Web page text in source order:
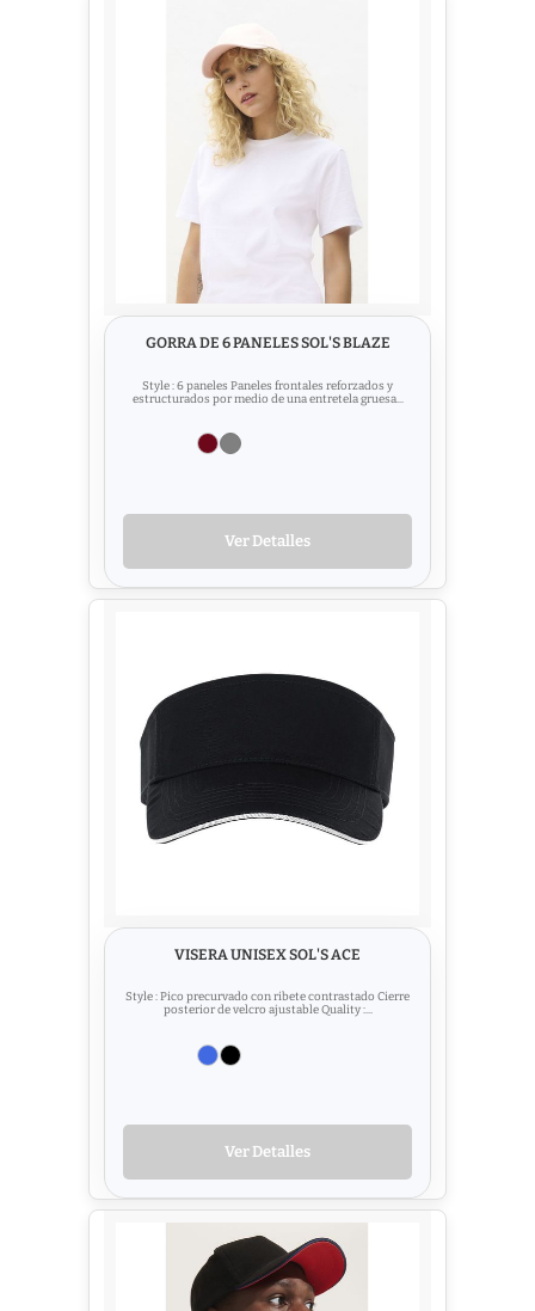
GORRA DE 6 PANELES SOL'S BLAZE
Style : 6 paneles Paneles frontales reforzados y
estructurados por medio de una entretela gruesa...
Ver Detalles
VISERA UNISEX SOL'S ACE
Style : Pico precurvado con ribete contrastado Cierre
posterior de velcro ajustable Quality :...
Ver Detalles